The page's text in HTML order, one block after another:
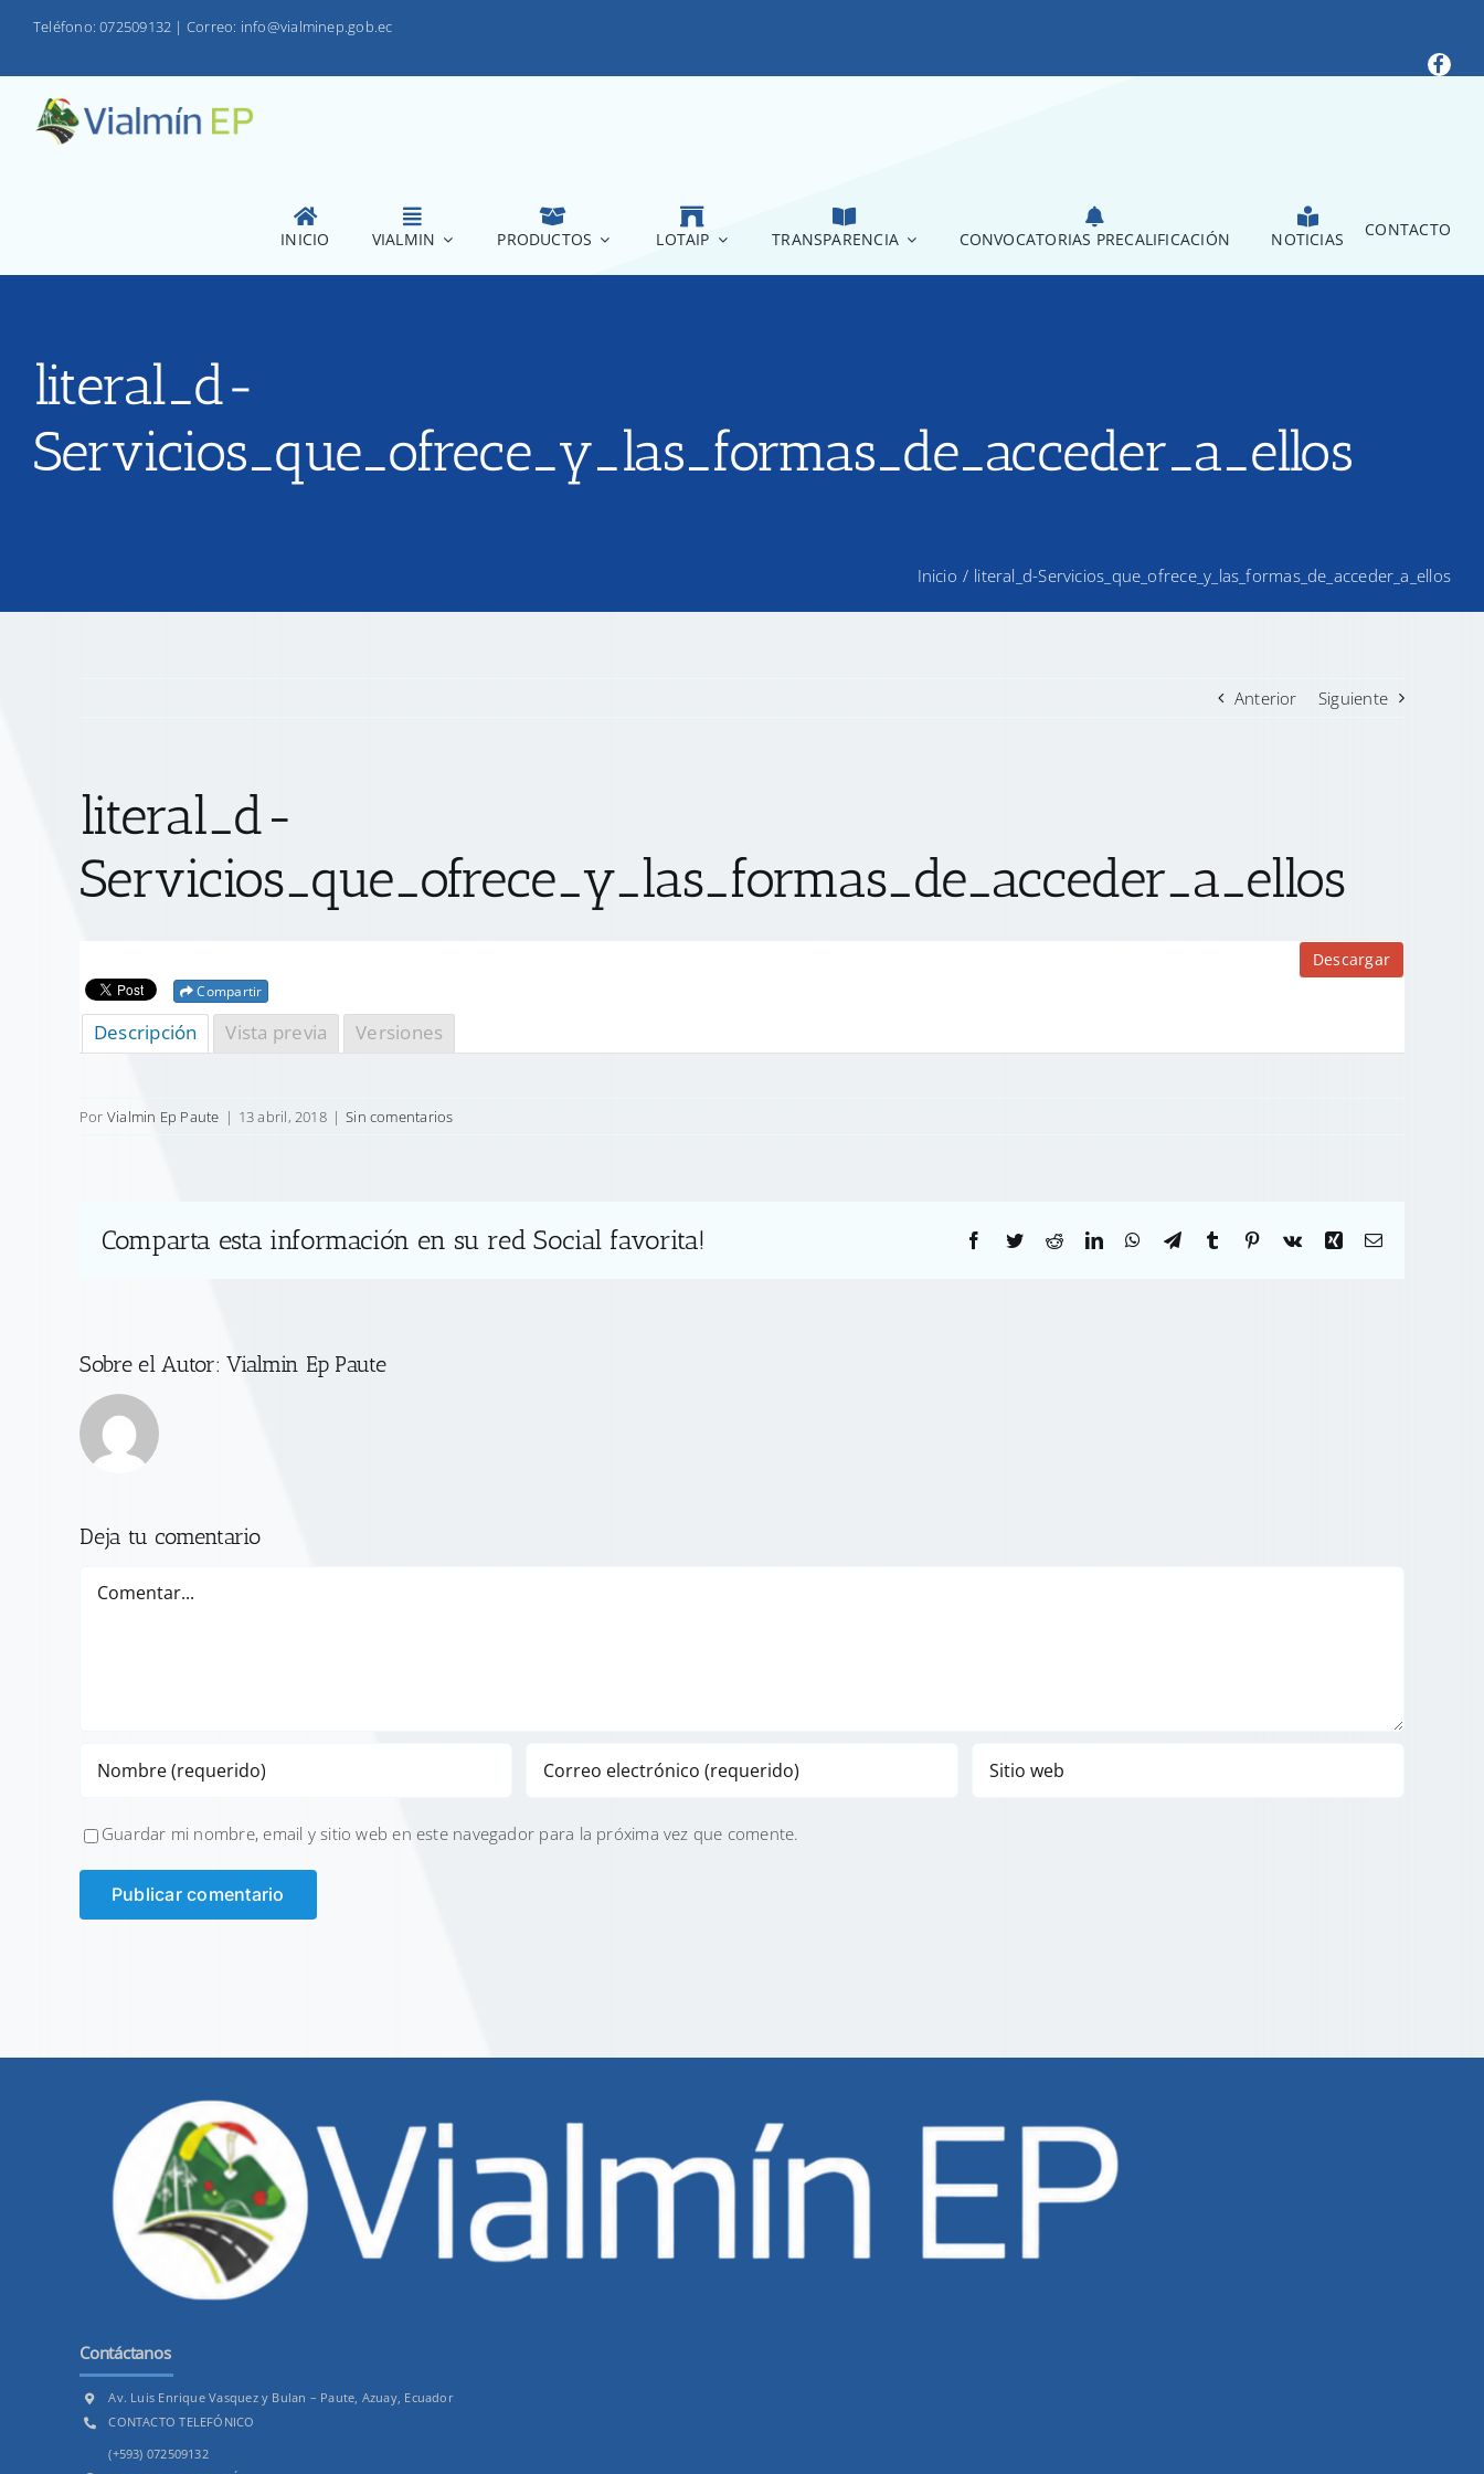
Teléfono: 072509132 | Correo: info@vialminep.gob.ec
INICIO VIALMIN PRODUCTOS LOTAIP TRANSPARENCIA CONVOCATORIAS PRECALIFICACIÓN NOTICIAS CONTACTO
literal_d-
Servicios_que_ofrece_y_las_formas_de_acceder_a_ellos
Inicio / literal_d-Servicios_que_ofrece_y_las_formas_de_acceder_a_ellos
Anterior Siguiente
literal_d-
Servicios_que_ofrece_y_las_formas_de_acceder_a_ellos
Descargar
Compartir
Descripción Vista previa Versiones
Por Vialmin Ep Paute | 13 abril, 2018 | Sin comentarios
Comparta esta información en su red Social favorita! Facebook
TwitterRedditLinkedInWhatsApp
TelegramTumblr Pinterest
Vk Xing Correo
Sobre el Autor:Vialmin Ep Paute
Deja tu comentario
Guardar mi nombre, email y sitio web en este navegador para la próxima vez que comente.
Contáctanos
Av. Luis Enrique Vasquez y Bulan – Paute, Azuay, Ecuador
CONTACTO TELEFÓNICO
(+593) 072509132